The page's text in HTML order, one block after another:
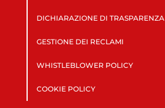
DICHIARAZIONE DI TRASPARENZA
GESTIONE DEI RECLAMI
WHISTLEBLOWER POLICY
COOKIE POLICY